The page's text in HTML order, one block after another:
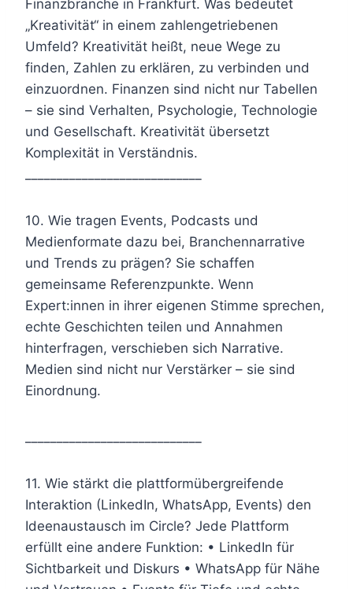
Finanzbranche in Frankfurt. Was bedeutet
„Kreativität“ in einem zahlengetriebenen
Umfeld? Kreativität heißt, neue Wege zu
finden, Zahlen zu erklären, zu verbinden und
einzuordnen. Finanzen sind nicht nur Tabellen
– sie sind Verhalten, Psychologie, Technologie
und Gesellschaft. Kreativität übersetzt
Komplexität in Verständnis.
10. Wie tragen Events, Podcasts und
Medienformate dazu bei, Branchennarrative
und Trends zu prägen? Sie schaffen
gemeinsame Referenzpunkte. Wenn
Expert:innen in ihrer eigenen Stimme sprechen,
echte Geschichten teilen und Annahmen
hinterfragen, verschieben sich Narrative.
Medien sind nicht nur Verstärker – sie sind
Einordnung.
11. Wie stärkt die plattformübergreifende
Interaktion (LinkedIn, WhatsApp, Events) den
Ideenaustausch im Circle? Jede Plattform
erfüllt eine andere Funktion: • LinkedIn für
Sichtbarkeit und Diskurs • WhatsApp für Nähe